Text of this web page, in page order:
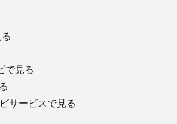
で見る
サービスで見る